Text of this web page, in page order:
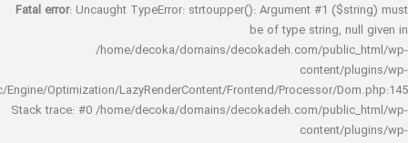
Fatal error : Uncaught TypeError: strtoupper(): Argument #1
be of type string,
/home/decoka/domains/decokadeh.com/
rocket/inc/Engine/Optimization/LazyRenderContent/Frontend/Processor/
Stack trace: #0 /home/decoka/domains/decokadeh.com/